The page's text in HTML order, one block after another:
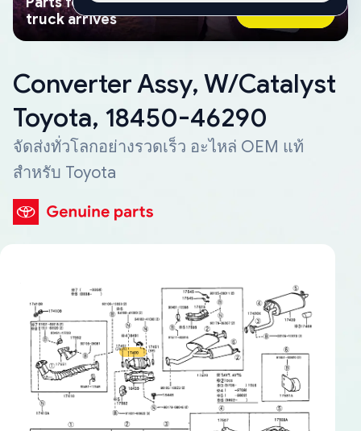
truck arrives
Ask AI Now
Converter Assy, W/Catalyst
Toyota, 18450-46290
จัดส่งทั่วโลกอย่างรวดเร็ว อะไหล่ OEM แท้
สำหรับ Toyota